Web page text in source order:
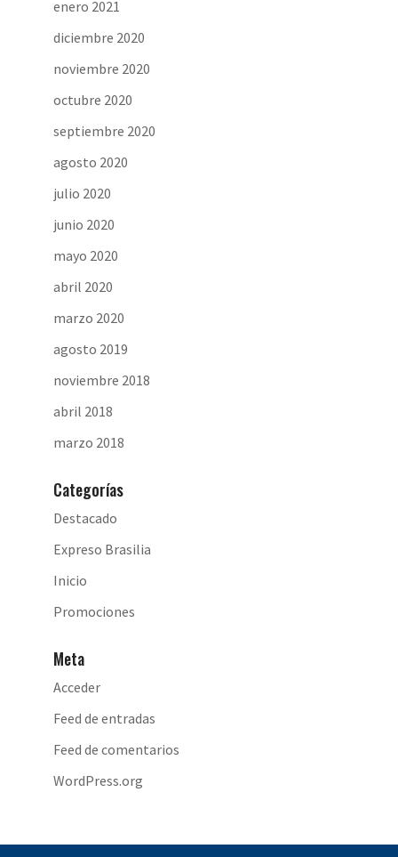
enero 2021
diciembre 2020
noviembre 2020
octubre 2020
septiembre 2020
agosto 2020
julio 2020
junio 2020
mayo 2020
abril 2020
marzo 2020
agosto 2019
noviembre 2018
abril 2018
marzo 2018
Categorías
Destacado
Expreso Brasilia
Inicio
Promociones
Meta
Acceder
Feed de entradas
Feed de comentarios
WordPress.org